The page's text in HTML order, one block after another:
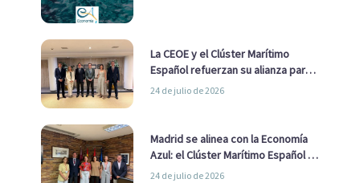
La CEOE y el Clúster Marítimo
Español refuerzan su alianza para
impulsar una estrategia Nacional
24 de julio de 2026
Madrid se alinea con la Economía
Azul: el Clúster Marítimo Español y
la Real Liga Naval avanzan alianzas
24 de julio de 2026